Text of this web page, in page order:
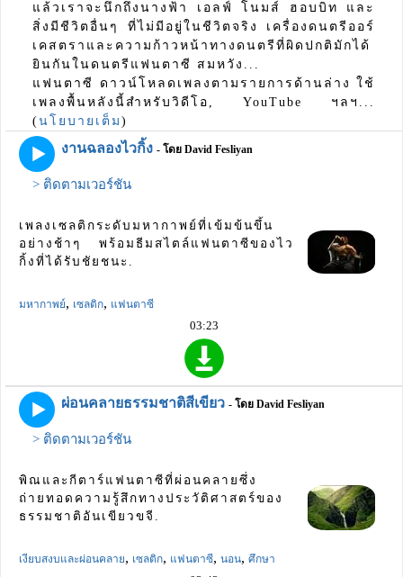
แล้วเราจะนึกถึงนางฟ้า เอลฟ์ โนมส์ ฮอบบิท และ
สิ่งมีชีวิตอื่นๆ ที่ไม่มีอยู่ในชีวิตจริง เครื่องดนตรีออร์
เคสตราและความก้าวหน้าทางดนตรีที่ผิดปกติมักได้
ยินกันในดนตรีแฟนตาซี สมหวัง...
แฟนตาซี ดาวน์โหลดเพลงตามรายการด้านล่าง ใช้
เพลงพื้นหลังนี้สำหรับวิดีโอ, YouTube ฯลฯ...
(นโยบายเต็ม )
งานฉลองไวกิ้ง - โดย David Fesliyan
> ติดตามเวอร์ชัน
เพลงเซลติกระดับมหากาพย์ที่เข้มข้นขึ้น
อย่างช้าๆ พร้อมธีมสไตล์แฟนตาซีของไว
กิ้งที่ได้รับชัยชนะ.
มหากาพย์, เซลติก, แฟนตาซี
03:23
ผ่อนคลายธรรมชาติสีเขียว - โดย David Fesliyan
> ติดตามเวอร์ชัน
พิณและกีตาร์แฟนตาซีที่ผ่อนคลายซึ่ง
ถ่ายทอดความรู้สึกทางประวัติศาสตร์ของ
ธรรมชาติอันเขียวขจี.
เงียบสงบและผ่อนคลาย, เซลติก, แฟนตาซี, นอน, ศึกษา